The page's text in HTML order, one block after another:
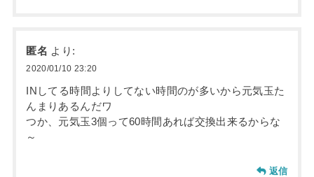
匿名 より:
2020/01/10 23:20
INしてる時間よりしてない時間のが多いから元気玉た
んまりあるんだワ
つか、元気玉3個って60時間あれば交換出来るからな
～
返信